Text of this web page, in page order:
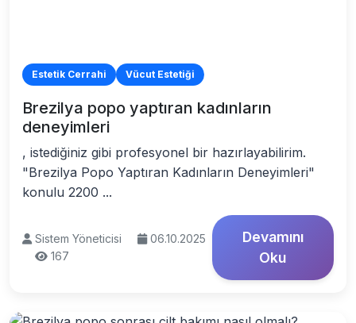
Estetik Cerrahi Vücut Estetiği
Brezilya popo yaptıran kadınların
deneyimleri
, istediğiniz gibi profesyonel bir hazırlayabilirim.
"Brezilya Popo Yaptıran Kadınların Deneyimleri"
konulu 2200 ...
Sistem Yöneticisi
06.10.2025
167
Devamını
Oku